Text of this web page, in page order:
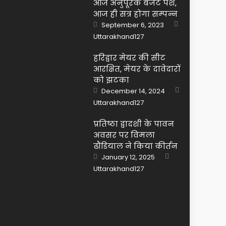
आज अनुपूरक बजट पेश,
आज ही सत्र होगा सम्पन्न
Posted
on
September 6, 2023
Author
Uttarakhand127
हरिद्वार मेयर की सीट
आरक्षित, मेयर के दावेदारों
को झटका
Posted
on
December 14, 2024
Author
Uttarakhand127
प्रतिष्ठा द्वादशी के पावन
अवसर पर विमला
ढौंडियाल ने किया कीर्तन
Posted
on
January 12, 2025
Uttarakhand127